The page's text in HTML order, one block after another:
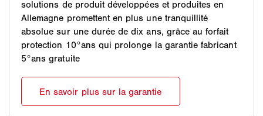
protections solaires qu'il suffit de diluer dans de l'eau
tiède. L'application ensuite d'un imperméabilisant
textile spécifique protège durablement la protection
solaire en textile de l'humidité et de la saleté.
solutions de produit développées et produites en
Allemagne promettent en plus une tranquillité
absolue sur une durée de dix ans, grâce au forfait
protection 10°ans qui prolonge la garantie fabricant
5°ans gratuite